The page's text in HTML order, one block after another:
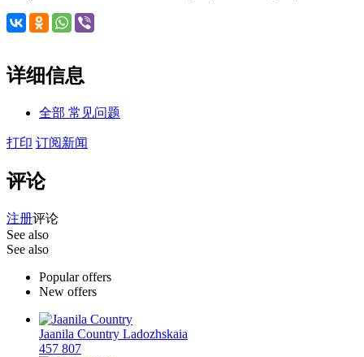
详细信息
全部 常见问题
打印 订阅新闻
评论
注册评论
See also
See also
Popular offers
New offers
Jaanila Country Ladozhskaia
457 807